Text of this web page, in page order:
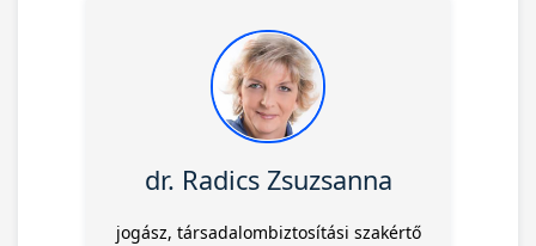
dr. Radics Zsuzsanna
jogász, társadalombiztosítási szakértő